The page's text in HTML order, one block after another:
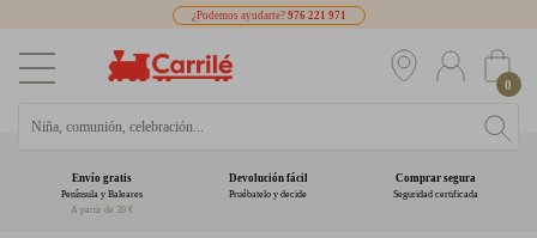
¿Podemos ayudarte? 976 221 971
0
Envío gratis
Península y Baleares
A partir de 39 €
Devolución fácil
Pruébatelo y decide
Comprar segura
Seguridad certificada